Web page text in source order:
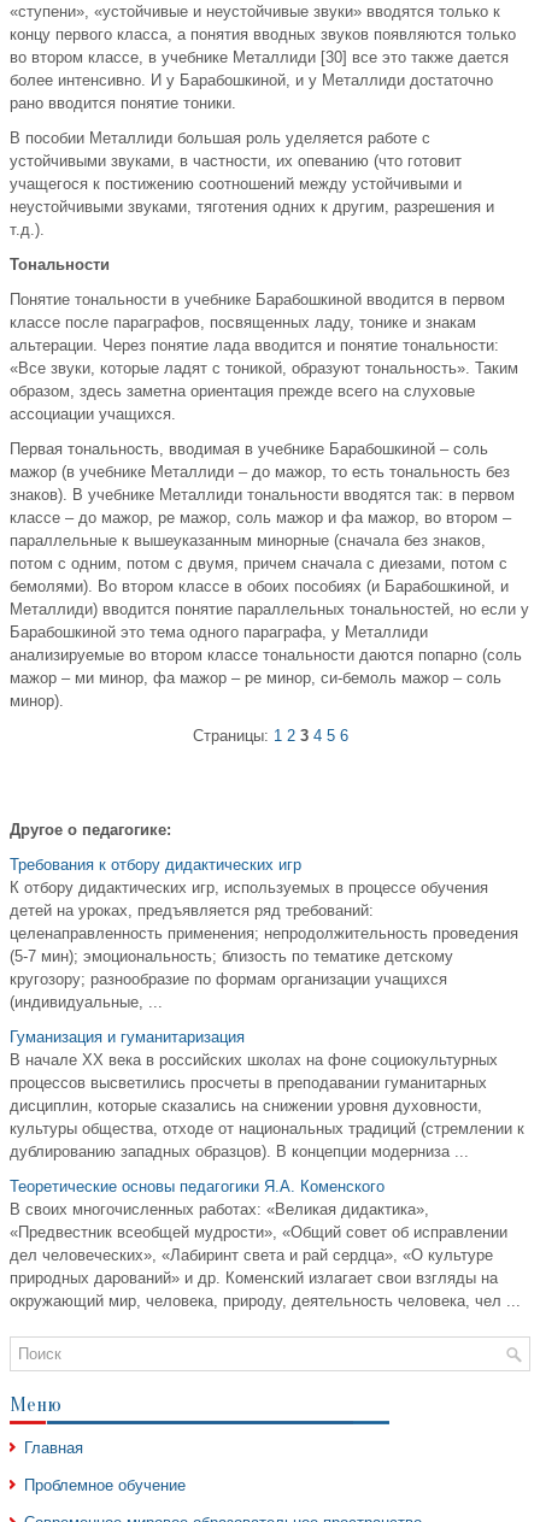
«ступени», «устойчивые и неустойчивые звуки» вводятся только к
концу первого класса, а понятия вводных звуков появляются только
во втором классе, в учебнике Металлиди [30] все это также дается
более интенсивно. И у Барабошкиной, и у Металлиди достаточно
рано вводится понятие тоники.
В пособии Металлиди большая роль уделяется работе с
устойчивыми звуками, в частности, их опеванию (что готовит
учащегося к постижению соотношений между устойчивыми и
неустойчивыми звуками, тяготения одних к другим, разрешения и
т.д.).
Тональности
Понятие тональности в учебнике Барабошкиной вводится в первом
классе после параграфов, посвященных ладу, тонике и знакам
альтерации. Через понятие лада вводится и понятие тональности:
«Все звуки, которые ладят с тоникой, образуют тональность». Таким
образом, здесь заметна ориентация прежде всего на слуховые
ассоциации учащихся.
Первая тональность, вводимая в учебнике Барабошкиной – соль
мажор (в учебнике Металлиди – до мажор, то есть тональность без
знаков). В учебнике Металлиди тональности вводятся так: в первом
классе – до мажор, ре мажор, соль мажор и фа мажор, во втором –
параллельные к вышеуказанным минорные (сначала без знаков,
потом с одним, потом с двумя, причем сначала с диезами, потом с
бемолями). Во втором классе в обоих пособиях (и Барабошкиной, и
Металлиди) вводится понятие параллельных тональностей, но если у
Барабошкиной это тема одного параграфа, у Металлиди
анализируемые во втором классе тональности даются попарно (соль
мажор – ми минор, фа мажор – ре минор, си-бемоль мажор – соль
минор).
Страницы: 1 2 3 4 5 6
Другое о педагогике:
Требования к отбору дидактических игр
К отбору дидактических игр, используемых в процессе обучения
детей на уроках, предъявляется ряд требований:
целенаправленность применения; непродолжительность проведения
(5-7 мин); эмоциональность; близость по тематике детскому
кругозору; разнообразие по формам организации учащихся
(индивидуальные, ...
Гуманизация и гуманитаризация
В начале XX века в российских школах на фоне социокультурных
процессов высветились просчеты в преподавании гуманитарных
дисциплин, которые сказались на снижении уровня духовности,
культуры общества, отходе от национальных традиций (стремлении к
дублированию западных образцов). В концепции модерниза ...
Теоретические основы педагогики Я.А. Коменского
В своих многочисленных работах: «Великая дидактика»,
«Предвестник всеобщей мудрости», «Общий совет об исправлении
дел человеческих», «Лабиринт света и рай сердца», «О культуре
природных дарований» и др. Коменский излагает свои взгляды на
окружающий мир, человека, природу, деятельность человека, чел ...
Меню
Главная
Проблемное обучение